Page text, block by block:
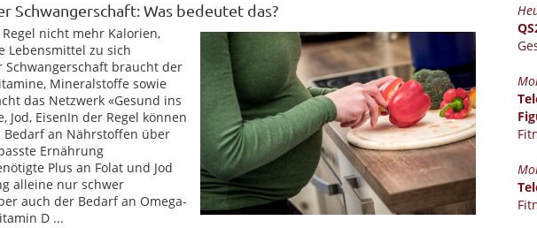
Schwangerschaft: Was bedeutet das?
nicht mehr Kalorien,
Lebensmittel zu sich
Schwangerschaft braucht der
Mineralstoffe sowie
das Netzwerk «Gesund ins
Jod, EisenIn der Regel können
an Nährstoffen über
Ernährung
Plus an Folat und Jod
alleine nur schwer
auch der Bedarf an Omega-
D ...